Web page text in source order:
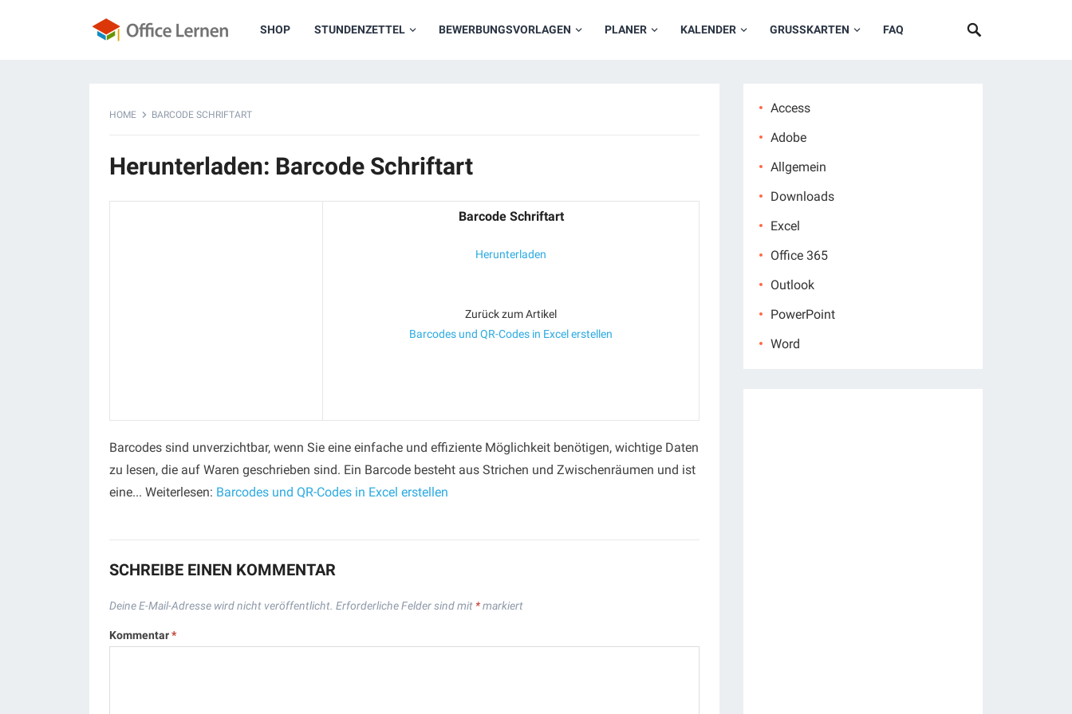
SHOP STUNDENZETTEL BEWERBUNGSVORLAGEN PLANER KALENDER GRUSSKARTEN FAQ
HOME BARCODE SCHRIFTART
Herunterladen: Barcode Schriftart
Barcode Schriftart
Herunterladen
Zurück zum Artikel
Barcodes und QR-Codes in Excel erstellen
Barcodes sind unverzichtbar, wenn Sie eine einfache und effiziente Möglichkeit benötigen, wichtige Daten
zu lesen, die auf Waren geschrieben sind. Ein Barcode besteht aus Strichen und Zwischenräumen und ist
eine... Weiterlesen: Barcodes und QR-Codes in Excel erstellen
SCHREIBE EINEN KOMMENTAR
Deine E-Mail-Adresse wird nicht veröffentlicht. Erforderliche Felder sind mit *markiert
Kommentar*
Access
Adobe
Allgemein
Downloads
Excel
Office 365
Outlook
PowerPoint
Word